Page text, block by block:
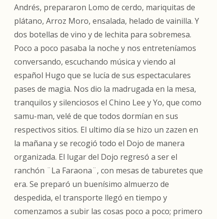
Andrés, prepararon Lomo de cerdo, mariquitas de
plátano, Arroz Moro, ensalada, helado de vainilla. Y
dos botellas de vino y de lechita para sobremesa.
Poco a poco pasaba la noche y nos entreteníamos
conversando, escuchando música y viendo al
español Hugo que se lucía de sus espectaculares
pases de magia. Nos dio la madrugada en la mesa,
tranquilos y silenciosos el Chino Lee y Yo, que como
samu-man, velé de que todos dormían en sus
respectivos sitios. El ultimo día se hizo un zazen en
la mañana y se recogió todo el Dojo de manera
organizada. El lugar del Dojo regresó a ser el
ranchón ¨La Faraona¨, con mesas de taburetes que
era. Se preparó un buenísimo almuerzo de
despedida, el transporte llegó en tiempo y
comenzamos a subir las cosas poco a poco; primero